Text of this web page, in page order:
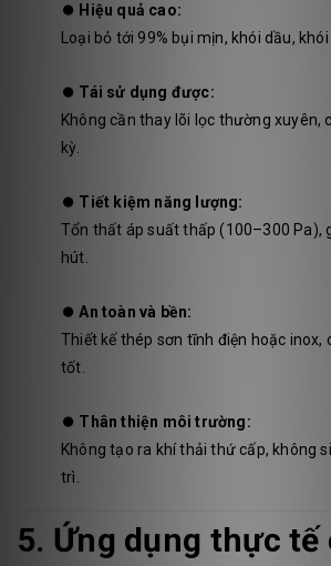
⏺️ Hiệu quả cao:
Loại bỏ tới 99% bụi mịn, khói dầu,
⏺️ Tái sử dụng được:
Không cần thay lõi lọc thường xuyên,
kỳ.
⏺️ Tiết kiệm năng lượng:
Tổn thất áp suất thấp (100–300 Pa),
hút.
⏺️An toàn và bền:
Thiết kế thép sơn tĩnh điện hoặc inox,
tốt.
⏺️ Thân thiện môi trường:
Không tạo ra khí thải thứ cấp, không
trì.
5. Ứng dụng thực tế